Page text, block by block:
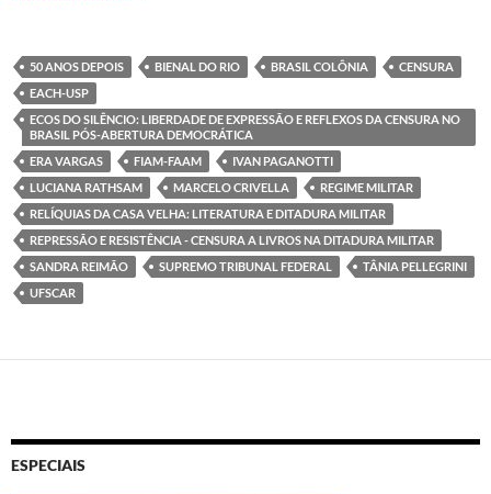
50 ANOS DEPOIS BIENAL DO RIO BRASIL COLÔNIA
CENSURA
EACH-USP
ECOS DO SILÊNCIO: LIBERDADE DE EXPRESSÃO E REFLEXOS DA CENSURA NO
BRASIL PÓS-ABERTURA DEMOCRÁTICA
ERA VARGAS
FIAM-FAAM
IVAN PAGANOTTI
LUCIANA RATHSAM
MARCELO CRIVELLA
REGIME MILITAR
RELÍQUIAS DA CASA VELHA: LITERATURA E DITADURA MILITAR
REPRESSÃO E RESISTÊNCIA - CENSURA A LIVROS NA DITADURA MILITAR
SANDRA REIMÃO
SUPREMO TRIBUNAL FEDERAL
TÂNIA PELLEGRINI
UFSCAR
ESPECIAIS